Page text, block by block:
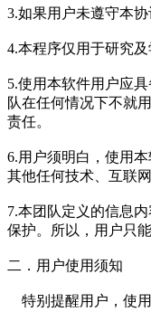
3.如果用户未遵守本
4.本程序仅用于研究
5.使用本软件用户应
队在任何情况下不就
责任。
6.用户须明白，使用
其他任何技术、互联
7.本团队定义的信息
保护。所以，用户只
二．用户使用须知
特别提醒用户，使